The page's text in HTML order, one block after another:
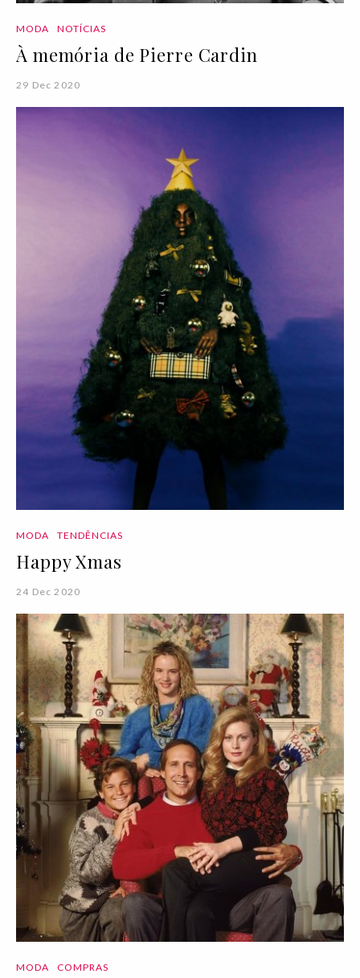
MODA NOTÍCIAS
À memória de Pierre Cardin
29 Dec 2020
MODA TENDÊNCIAS
Happy Xmas
24 Dec 2020
MODA COMPRAS